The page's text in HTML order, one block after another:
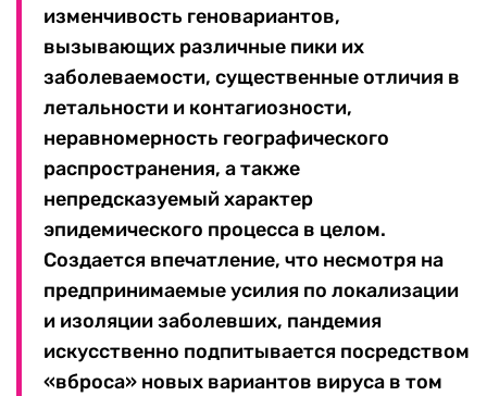
изменчивость геновариантов,
вызывающих различные пики их
заболеваемости, существенные отличия в
летальности и контагиозности,
неравномерность географического
распространения, а также
непредсказуемый характер
эпидемического процесса в целом.
Создается впечатление, что несмотря на
предпринимаемые усилия по локализации
и изоляции заболевших, пандемия
искусственно подпитывается посредством
«вброса» новых вариантов вируса в том